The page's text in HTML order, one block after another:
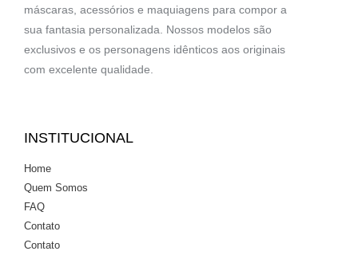
máscaras, acessórios e maquiagens para compor a
sua fantasia personalizada. Nossos modelos são
exclusivos e os personagens idênticos aos originais
com excelente qualidade.
INSTITUCIONAL
Home
Quem Somos
FAQ
Contato
Contato